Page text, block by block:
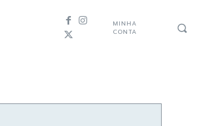
MINHA
CONTA